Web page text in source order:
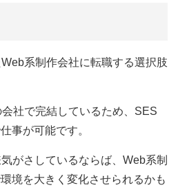
系制作会社に転職する選択肢
社で完結しているため、SES
事が可能です。
がさしているならば、Web系制
境を大きく変化させられるかも